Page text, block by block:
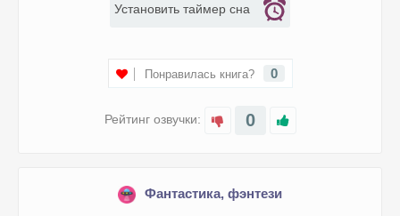
24_Pole bitvy - Vechnost
26_Pole bitvy - Vechnost
Рейтинг озвучки: 0
Понравилась книга? 0
Установить таймер сна
Фантастика, фэнтези